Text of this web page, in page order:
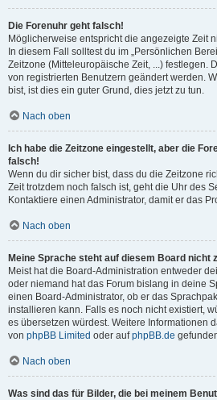
Die Forenuhr geht falsch!
Möglicherweise entspricht die angezeigte Zeit
In diesem Fall solltest du im „Persönlichen
Zeitzone (Mitteleuropäische Zeit, ...) festlegen.
von registrierten Benutzern geändert werden.
bist, ist dies ein guter Grund, dies jetzt zu tun.
Nach oben
Ich habe die Zeitzone eingestellt, aber die
falsch!
Wenn du dir sicher bist, dass du die Zeitzone
Zeit trotzdem noch falsch ist, geht die Uhr des
Kontaktiere einen Administrator, damit er das
Nach oben
Meine Sprache steht auf diesem Board nicht
Meist hat die Board-Administration entweder
oder niemand hat das Forum bislang in deine
einen Board-Administrator, ob er das
installieren kann. Falls es noch nicht existiert,
es übersetzen würdest. Weitere Informationen
von phpBB Limited oder aufphpBB.de
Nach oben
Was sind das für Bilder, die bei meinem